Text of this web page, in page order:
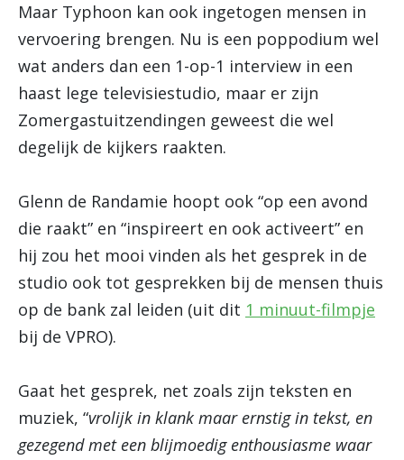
Maar Typhoon kan ook ingetogen mensen in
vervoering brengen. Nu is een poppodium wel
wat anders dan een 1-op-1 interview in een
haast lege televisiestudio, maar er zijn
Zomergastuitzendingen geweest die wel
degelijk de kijkers raakten.
Glenn de Randamie hoopt ook “op een avond
die raakt” en “inspireert en ook activeert” en
hij zou het mooi vinden als het gesprek in de
studio ook tot gesprekken bij de mensen thuis
op de bank zal leiden (uit dit 1 minuut-filmpje
bij de VPRO).
Gaat het gesprek, net zoals zijn teksten en
muziek, “vrolijk in klank maar ernstig in tekst, en
gezegend met een blijmoedig enthousiasme waar